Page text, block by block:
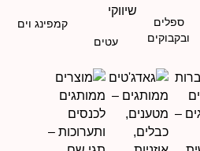
ספלים
ובקבוקים
עטים
קמפינג וים